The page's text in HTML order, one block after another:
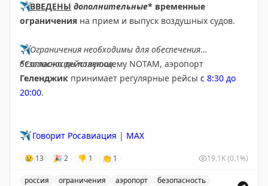
✈️ВВЕДЕНЫ дополнительные* временные
ограничения на прием и выпуск воздушных судов.
✈️Ограничения необходимы для обеспечения
безопасности полетов.
*Согласно действующему NOTAM, аэропорт
Геленджик принимает регулярные рейсы с 8:30 до
20:00.
✈️ Говорит Росавиация | MAX
😢 13 🎉 2 👎 1 👏 1 19.1K(0.1%)
россия ограничения аэропорт
безопасность